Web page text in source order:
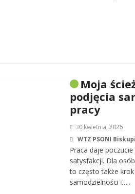
Moja
podjęcia
pracy
30 kwietnia, 2026
WTZ PSONI
Praca daje
satysfakcji. Dla
to często także
samodzielności i…..